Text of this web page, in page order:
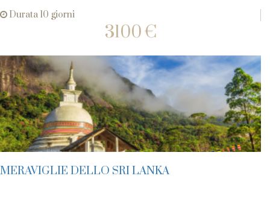
Durata 10 giorni
3100 €
MERAVIGLIE DELLO SRI LANKA